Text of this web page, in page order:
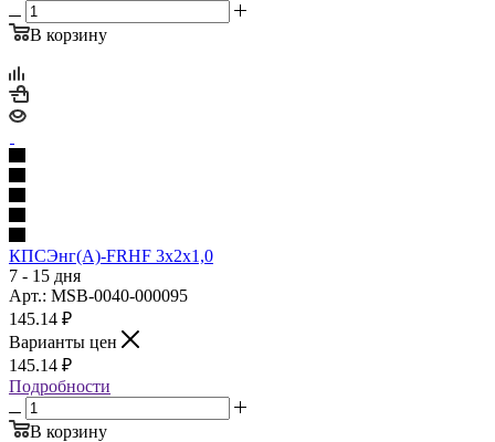
В корзину
КПСЭнг(А)-FRHF 3х2х1,0
7 - 15 дня
Арт.: MSB-0040-000095
145.14 ₽
Варианты цен
145.14 ₽
Подробности
В корзину